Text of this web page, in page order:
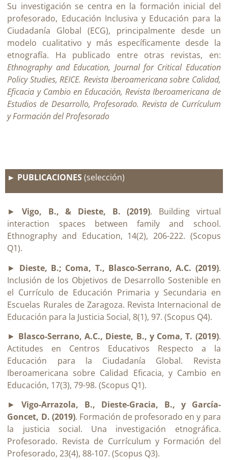
Su investigación se centra en la formación inicial del
profesorado, Educación Inclusiva y Educación para la
Ciudadanía Global (ECG), principalmente desde un
modelo cualitativo y más específicamente desde la
etnografía. Ha publicado entre otras revistas, en:
Ethnography and Education, Journal for Critical Education
Policy Studies, REICE. Revista Iberoamericana sobre Calidad,
Eficacia y Cambio en Educación, Revista Iberoamericana de
Estudios de Desarrollo, Profesorado. Revista de Currículum
y Formación del Profesorado
► PUBLICACIONES(selección)
►Vigo, B., & Dieste, B. (2019). Building virtual
interaction spaces between family and school.
Ethnography and Education, 14(2), 206-222. (Scopus
Q1).
► Dieste, B.; Coma, T., Blasco-Serrano, A.C. (2019).
Inclusión de los Objetivos de Desarrollo Sostenible en
el Currículo de Educación Primaria y Secundaria en
Escuelas Rurales de Zaragoza. Revista Internacional de
Educación para la Justicia Social, 8(1), 97. (Scopus Q4).
► Blasco-Serrano, A.C., Dieste, B., y Coma, T. (2019).
Actitudes en Centros Educativos Respecto a la
Educación para la Ciudadanía Global. Revista
Iberoamericana sobre Calidad Eficacia, y Cambio en
Educación, 17(3), 79-98. (Scopus Q1).
►
Vigo-Arrazola, B., Dieste-Gracia, B., y García-
Goncet, D. (2019). Formación de profesorado en y para
la justicia social. Una investigación etnográfica.
Profesorado. Revista de Currículum y Formación del
Profesorado, 23(4), 88-107. (Scopus Q3).